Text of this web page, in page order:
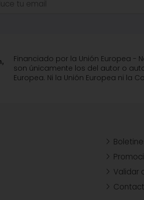
Financiado por la Unión Europea -
son únicamente los del autor o
Europea. Ni la Unión Europea ni la
Validar